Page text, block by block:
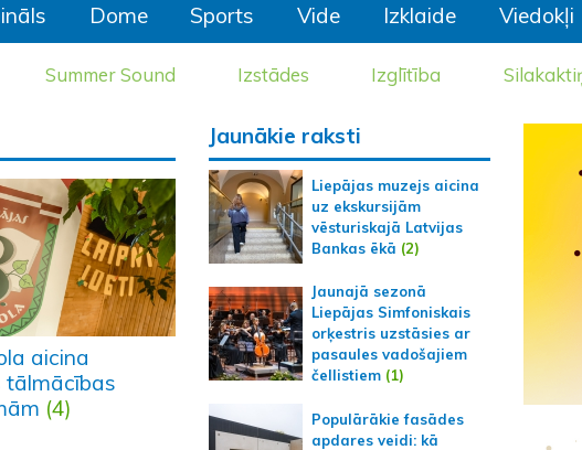
Dome Sports Vide Izklaide Viedokļi
Summer Sound Izstādes Izglītība
aicina
tālmācības
(4)
Jaunākie raksti
Liepājas muzejs aicina
uz ekskursijām
vēsturiskajā Latvijas
Bankas ēkā (2)
Jaunajā sezonā
Liepājas Simfoniskais
orķestris uzstāsies ar
pasaules vadošajiem
čellistiem (1)
Populārākie fasādes
apdares veidi: kā